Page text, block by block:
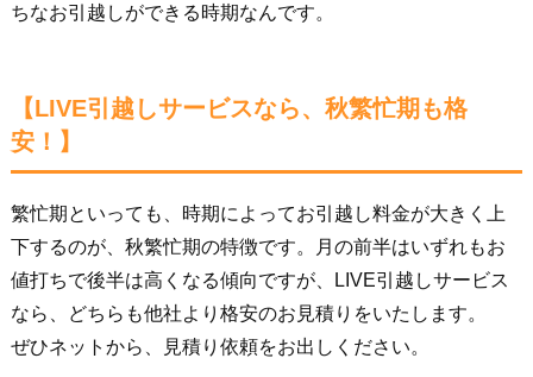
ちなお引越しができる時期なんです。
【LIVE引越しサービスなら、秋繁忙期も格
安！】
繁忙期といっても、時期によってお引越し料金が大きく上
下するのが、秋繁忙期の特徴です。月の前半はいずれもお
値打ちで後半は高くなる傾向ですが、LIVE引越しサービス
なら、どちらも他社より格安のお見積りをいたします。
ぜひネットから、見積り依頼をお出しください。